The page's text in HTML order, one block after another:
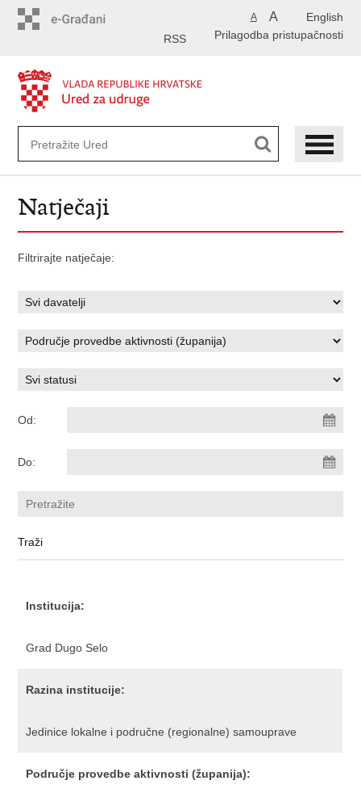
English
A A
Prilagodba pristupačnosti
RSS
Natječaji
Filtrirajte natječaje:
Od:
Do:
Institucija:
Grad Dugo Selo
Razina institucije:
Jedinice lokalne i područne (regionalne) samouprave
Područje provedbe aktivnosti (županija):